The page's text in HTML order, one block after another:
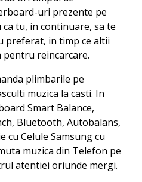
uri prezente pe
tu, in continuare, sa te
preferat, in timp ce altii
reincarcare.
plimbarile pe
muzica la casti. In
Smart Balance,
Bluetooth, Autobalans,
cu Celule Samsungcu
muzica din Telefon pe
atentiei oriunde mergi.